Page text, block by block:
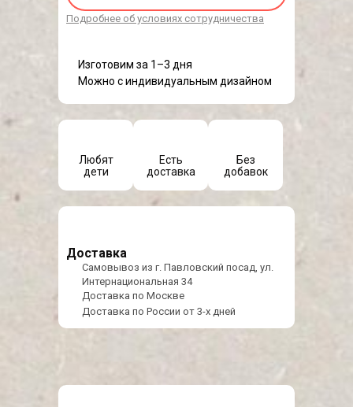
Подробнее об условиях сотрудничества
Любят
дети
Есть
доставка
Без
добавок
Доставка
Самовывоз из г. Павловский посад, ул.
Интернациональная 34
Доставка по Москве
Доставка по России от 3-х дней
Изготовим за 1–3 дня
Можно с индивидуальным дизайном